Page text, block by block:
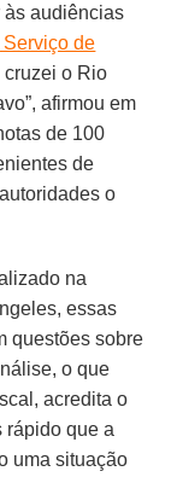
às audiências
Serviço de
cruzei o Rio
afirmou em
de 100
de
o
na
essas
questões sobre
o que
acredita o
rápido que a
uma situação